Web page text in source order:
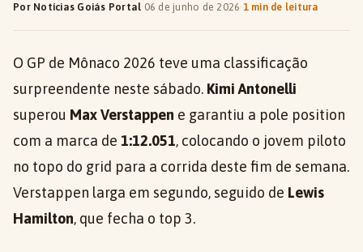
Por Notícias Goiás Portal· 06 de junho de 2026·1 min de leitura
O GP de Mônaco 2026 teve uma classificação
surpreendente neste sábado. Kimi Antonelli
superou Max Verstappen e garantiu a pole position
com a marca de 1:12.051, colocando o jovem piloto
no topo do grid para a corrida deste fim de semana.
Verstappen larga em segundo, seguido de Lewis
Hamilton, que fecha o top 3.